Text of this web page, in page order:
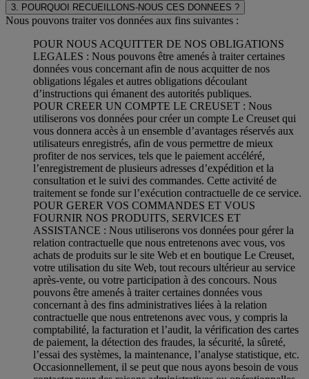
3. POURQUOI RECUEILLONS-NOUS CES DONNEES ?
Nous pouvons traiter vos données aux fins suivantes :
POUR NOUS ACQUITTER DE NOS OBLIGATIONS
LEGALES : Nous pouvons être amenés à traiter certaines
données vous concernant afin de nous acquitter de nos
obligations légales et autres obligations découlant
d’instructions qui émanent des autorités publiques.
POUR CREER UN COMPTE LE CREUSET : Nous
utiliserons vos données pour créer un compte Le Creuset qui
vous donnera accès à un ensemble d’avantages réservés aux
utilisateurs enregistrés, afin de vous permettre de mieux
profiter de nos services, tels que le paiement accéléré,
l’enregistrement de plusieurs adresses d’expédition et la
consultation et le suivi des commandes. Cette activité de
traitement se fonde sur l’exécution contractuelle de ce service.
POUR GERER VOS COMMANDES ET VOUS
FOURNIR NOS PRODUITS, SERVICES ET
ASSISTANCE : Nous utiliserons vos données pour gérer la
relation contractuelle que nous entretenons avec vous, vos
achats de produits sur le site Web et en boutique Le Creuset,
votre utilisation du site Web, tout recours ultérieur au service
après-vente, ou votre participation à des concours. Nous
pouvons être amenés à traiter certaines données vous
concernant à des fins administratives liées à la relation
contractuelle que nous entretenons avec vous, y compris la
comptabilité, la facturation et l’audit, la vérification des cartes
de paiement, la détection des fraudes, la sécurité, la sûreté,
l’essai des systèmes, la maintenance, l’analyse statistique, etc.
Occasionnellement, il se peut que nous ayons besoin de vous